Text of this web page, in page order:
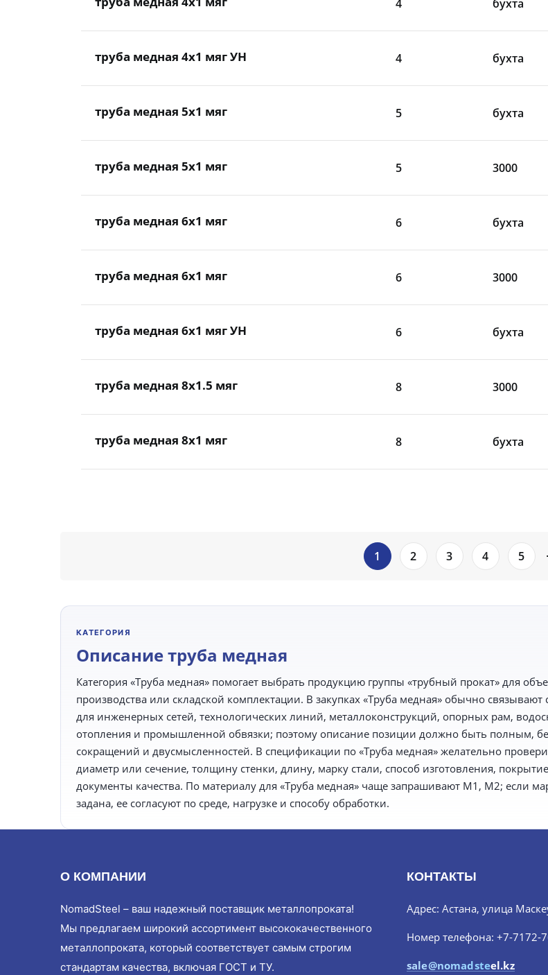
4 бухта
труба медная 4x1 мяг УН 4 бухта
труба медная 5x1 мяг 5 бухта
труба медная 5x1 мяг 5 3000
труба медная 6x1 мяг 6 бухта
труба медная 6x1 мяг 6 3000
труба медная 6x1 мяг УН 6 бухта
труба медная 8x1.5 мяг 8 3000
труба медная 8x1 мяг 8 бухта
1 2 3 4 5
КАТЕГОРИЯ
Описание труба медная
Категория «Труба медная» помогает выбрать продукцию группы «трубный прокат» для
производства или складской комплектации. В закупках «Труба медная» обычно связывают
для инженерных сетей, технологических линий, металлоконструкций, опорных рам,
отопления и промышленной обвязки; поэтому описание позиции должно быть полным,
сокращений и двусмысленностей. В спецификации по «Труба медная» желательно
диаметр или сечение, толщину стенки, длину, марку стали, способ изготовления,
документы качества. По материалу для «Труба медная» чаще запрашивают М1, М2; если
задана, ее согласуют по среде, нагрузке и способу обработки.
О КОМПАНИИ
NomadSteel – ваш надежный поставщик металлопроката!
Мы предлагаем широкий ассортимент высококачественного
металлопроката, который соответствует самым строгим
стандартам качества, включая ГОСТ и ТУ.
КОНТАКТЫ
Адрес: Астана, улица
Номер телефона: +7-7172-
sale@nomadsteel.kz